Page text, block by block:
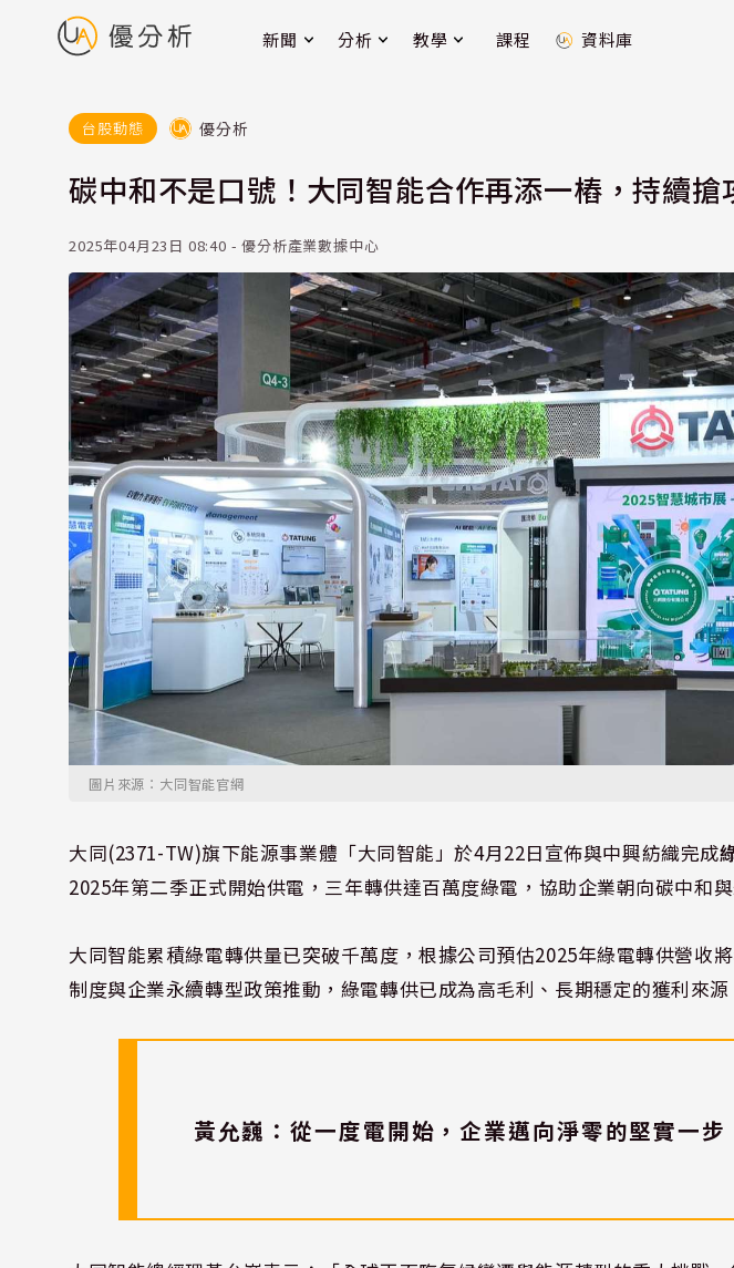
新聞 分析 教學 課程 資料庫
台股動態 優分析
碳中和不是口號！大同智能合作再添一樁，持續搶
2025年04月23日 08:40 - 優分析產業數據中心
圖片來源：大同智能官網
大同(2371-TW)旗下能源事業體「大同智能」於4月22日宣佈與中興紡織完成
2025年第二季正式開始供電，三年轉供達百萬度綠電，協助企業朝向碳中和
大同智能累積綠電轉供量已突破千萬度，根據公司預估2025年綠電轉供營收
制度與企業永續轉型政策推動，綠電轉供已成為高毛利、長期穩定的獲利來源
黃允巍：從一度電開始，企業邁向淨零的堅實一步